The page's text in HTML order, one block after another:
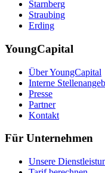
Starnberg
Straubing
Erding
YoungCapital
Über YoungCapital
Interne
Presse
Partner
Kontakt
Für Unternehmen
Unsere